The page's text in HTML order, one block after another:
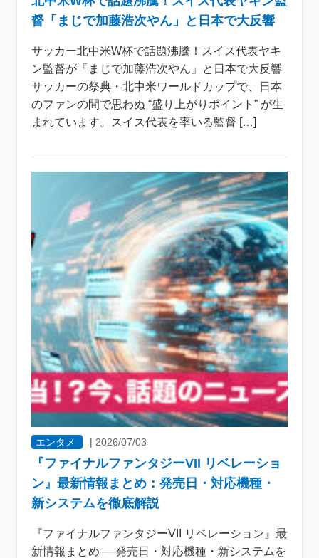
督「まじで加藤浩次やん」と日本で大反響
サッカー北中米W杯で話題沸騰！スイス代表ヤキ
ン監督が「まじで加藤浩次やん」と日本で大反響
サッカーの祭典・北中米ワールドカップで、日本
のファンの間で思わぬ “盛り上がりポイント” が生
まれています。スイス代表を率いる監督 […]
エンタメ | 2026/07/03
『ファイナルファンタジーVII リベレーショ
ン』最新情報まとめ：発売日・対応機種・
新システムを徹底解説
『ファイナルファンタジーVII リベレーション』最
新情報まとめ──発売日・対応機種・新システムを